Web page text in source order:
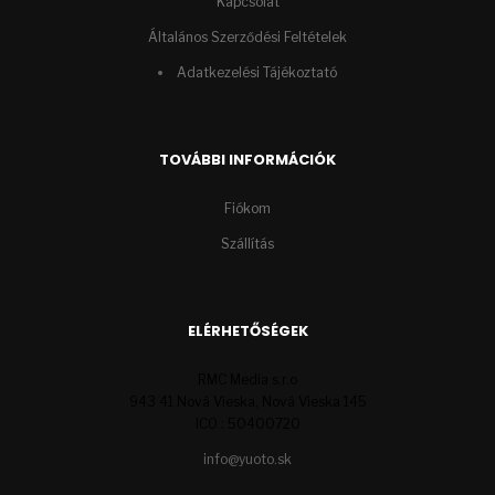
Általános Szerződési Feltételek
Adatkezelési Tájékoztató
TOVÁBBI INFORMÁCIÓK
Fiókom
Szállítás
ELÉRHETŐSÉGEK
info@yuoto.sk